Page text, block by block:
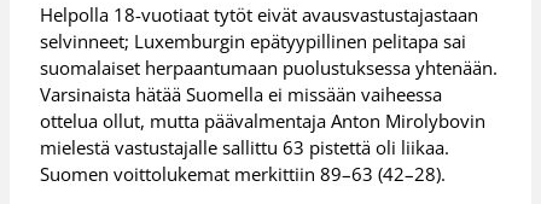
Helpolla 18-vuotiaat tytöt eivät avausvastustajastaan
selvinneet; Luxemburgin epätyypillinen pelitapa sai
suomalaiset herpaantumaan puolustuksessa yhtenään.
Varsinaista hätää Suomella ei missään vaiheessa
ottelua ollut, mutta päävalmentaja Anton Mirolybovin
mielestä vastustajalle sallittu 63 pistettä oli liikaa.
Suomen voittolukemat merkittiin 89–63 (42–28).